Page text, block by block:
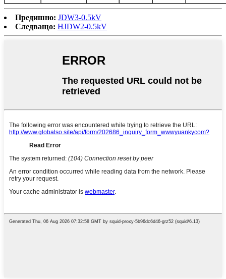
Предишно: JDW3-0.5kV
Следващо: HJDW2-0.5kV